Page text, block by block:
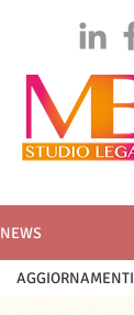
NEWS
AGGIORNAMENTI